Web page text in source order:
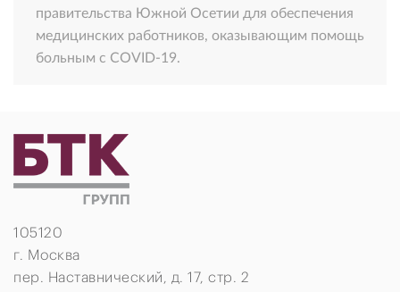
правительства Южной Осетии для обеспечения
медицинских работников, оказывающим помощь
больным с COVID-19.
105120
г. Москва
пер. Наставнический, д. 17, стр. 2